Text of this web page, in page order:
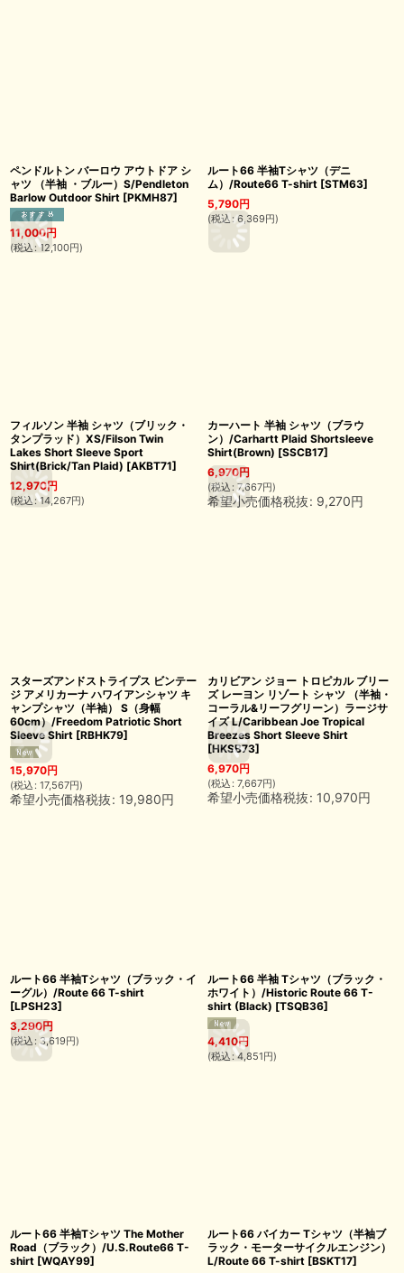
ペンドルトン バーロウ アウトドア シ
ャツ （半袖 ・ブルー）S/Pendleton
Barlow Outdoor Shirt [PKMH87]
11,000円
(税込 : 12,100円)
ルート66 半袖Tシャツ（デニ
ム）/Route66 T-shirt [STM63]
5,790円
(税込 : 6,369円)
フィルソン 半袖 シャツ（ブリック・
タンプラッド）XS/Filson Twin
Lakes Short Sleeve Sport
Shirt(Brick/Tan Plaid) [AKBT71]
12,970円
(税込 : 14,267円)
カーハート 半袖 シャツ（ブラウ
ン）/Carhartt Plaid Shortsleeve
Shirt(Brown) [SSCB17]
6,970円
(税込 : 7,667円)
希望小売価格税抜: 9,270円
スターズアンドストライプス ビンテー
ジ アメリカーナ ハワイアンシャツ キ
ャンプシャツ（半袖） S（身幅
60cm）/Freedom Patriotic Short
Sleeve Shirt [RBHK79]
15,970円
(税込 : 17,567円)
希望小売価格税抜: 19,980円
カリビアン ジョー トロピカル ブリー
ズ レーヨン リゾート シャツ （半袖・
コーラル&リーフグリーン）ラージサ
イズ L/Caribbean Joe Tropical
Breezes Short Sleeve Shirt
[HKSB73]
6,970円
(税込 : 7,667円)
希望小売価格税抜: 10,970円
ルート66 半袖Tシャツ（ブラック・イ
ーグル）/Route 66 T-shirt
[LPSH23]
3,290円
(税込 : 3,619円)
ルート66 半袖 Tシャツ（ブラック・
ホワイト）/Historic Route 66 T-
shirt (Black) [TSQB36]
4,410円
(税込 : 4,851円)
ルート66 半袖Tシャツ The Mother
Road（ブラック）/U.S.Route66 T-
shirt [WQAY99]
ルート66 バイカー Tシャツ（半袖ブ
ラック・モーターサイクルエンジン）
L/Route 66 T-shirt [BSKT17]